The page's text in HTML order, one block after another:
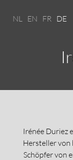
NL EN FR DE
Irénée Duriez
Hersteller von
Schöpfer von